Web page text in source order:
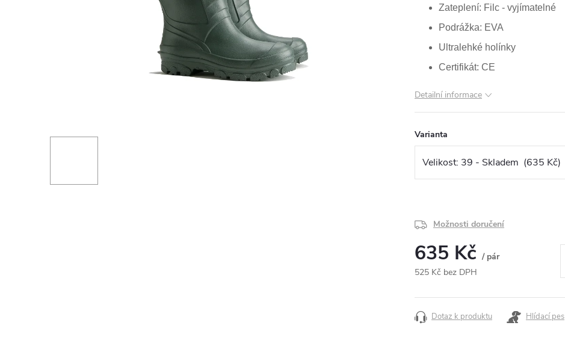
Zateplení: Filc - vyjímatelné
Podrážka: EVA
Ultralehké holínky
Certifikát: CE
Detailní informace
Varianta
Možnosti doručení
635 Kč / pár
525 Kč bez DPH
cena:
Dotaz k produktu Hlídací pes